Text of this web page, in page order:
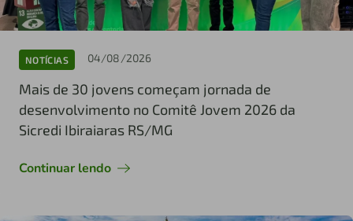
NOTÍCIAS 04/08/2026
Mais de 30 jovens começam jornada de
desenvolvimento no Comitê Jovem 2026 da
Sicredi Ibiraiaras RS/MG
Continuar lendo